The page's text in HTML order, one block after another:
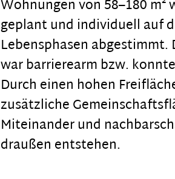
Wohnungen von 58–180
geplant und individuell auf
Lebensphasen
war barrierearm bzw.
Durch einen hohen
zusätzliche
Miteinander und
draußen entstehen.